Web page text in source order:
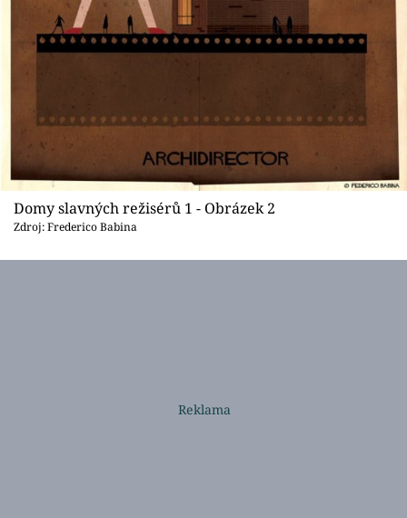
Domy slavných režisérů 1 - Obrázek 2
Zdroj: Frederico Babina